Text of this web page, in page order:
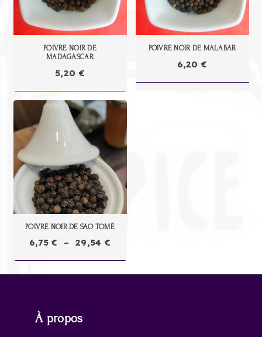
POIVRE NOIR DE
MADAGASCAR
5,20 €
POIVRE NOIR DE MALABAR
6,20€
POIVRE NOIR DE SAO TOMÉ
6,75€ – 29,54 €
de
prix :
À propos